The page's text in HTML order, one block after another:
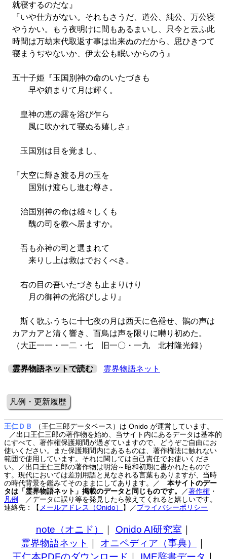
就寝するのだな』
『いや仕方がない。それもさうだ、道公、純公、万公寝
やうかい。もう夜明けに間もあるまいし、只今と云ふ此
時間は万劫末代取返す事は出来ぬのだから、思ひきつて
寝まうぢやないか、伊太公も眠いからのう』
五十子姫『玉国別神の命のいたづきも
早や鎮まりて月は輝く。
皇神の恵の露を浴び乍ら
風に吹かれて寝ぬる嬉しさ』
玉国別は目を覚まし、
『大空に輝き渡る月の玉を
国別け渡らし進む尊さ。
治国別神の命は雄々しくも
醜の司を教へ居ますか。
吾も亦神の司と選まれて
来りし上は救はでおくべき。
右の目の吾いたづきも止まりけり
月の御神の光浴びしより』
斯く歌ふうちに十七夜の月は西天に色褪せ、鵲の声は
カアカアと清く響き、百鳥は声を限りに囀り初めた。
（大正一一・一二・七 旧一〇・一九 北村隆光録）
霊界物語ネットで読む 霊界物語ネット
凡例・更新履歴
王仁ＤＢ
（王仁三郎データベース）は Onido が運営しています。
／出口王仁三郎の著作物を始め、当サイト内にあるデータは基本的
にすべて、著作権保護期間が過ぎていますので、どうぞご自由にお
使いください。また保護期間内にあるものは、著作権法に触れない
範囲で使用しています。それに関しては自己責任でお使いくださ
い。／出口王仁三郎の著作物は明治～昭和初期に書かれたもので
す。現代においては差別用語と見なされる言葉もありますが、当時
の時代背景を鑑みてそのままにしてあります。／ 本サイトのデー
タは「霊界物語ネット」掲載のデータと同じものです。
／著作権 ・
凡例
／データに誤り等を発見したら教えてくれると嬉しいです。
連絡先：【 メールアドレス（Onido） 】 ／プライバシーポリシー
note（オニド） Onido AI研究室
霊界物語ネット
オニペディア（事典）
王仁本PDFのダウンロード
IME辞書データ